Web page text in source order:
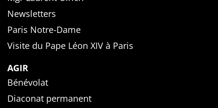
Newsletters
Paris Notre-Dame
Visite du Pape Léon XIV à Paris
AGIR
Bénévolat
Diaconat permanent